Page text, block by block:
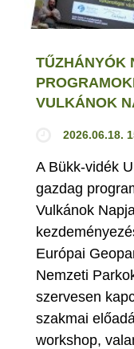
TŰZHÁNYÓK
VULKÁNOK
2026.06.18.
A Bükk-vidék
gazdag
Vulkánok
Európai
Nemzeti
szervesen
szakmai
workshop,